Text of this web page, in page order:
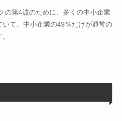
の第4波のために、多くの中小企業
いて、中小企業の49％だけが通常の